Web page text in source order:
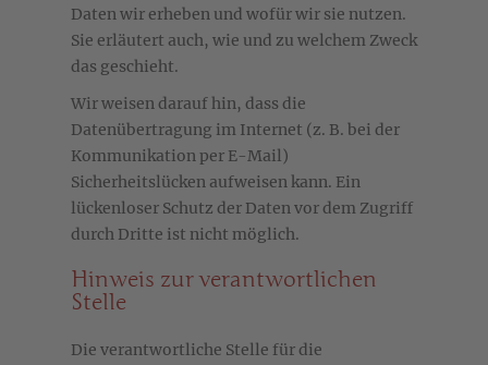
Daten wir erheben und wofür wir sie nutzen.
Sie erläutert auch, wie und zu welchem Zweck
das geschieht.
Wir weisen darauf hin, dass die
Datenübertragung im Internet (z. B. bei der
Kommunikation per E-Mail)
Sicherheitslücken aufweisen kann. Ein
lückenloser Schutz der Daten vor dem Zugriff
durch Dritte ist nicht möglich.
Hinweis zur verantwortlichen
Stelle
Die verantwortliche Stelle für die